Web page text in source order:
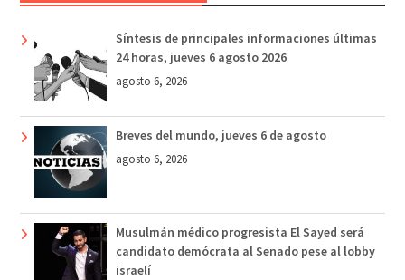
Síntesis de principales informaciones últimas
24 horas, jueves 6 agosto 2026
agosto 6, 2026
Breves del mundo, jueves 6 de agosto
agosto 6, 2026
Musulmán médico progresista El Sayed será
candidato demócrata al Senado pese al lobby
israelí